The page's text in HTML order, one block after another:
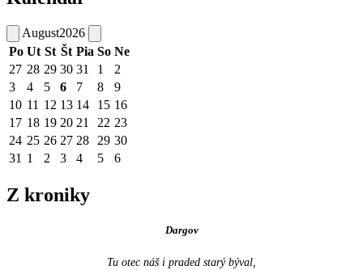
August2026
Po Ut St Št Pia So Ne
27 28 29 30 31 1
2
3
4 5 6 7 8
9
10 11 12 13 14 15 16
17 18 19 20 21 22 23
24 25 26 27 28 29 30
31 1 2 3 4 5 6
Z kroniky
Dargov
Tu otec náš i praded starý býval,